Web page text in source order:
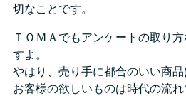
切なことです。
ＴＯＭＡでもアンケートの取り
すよ。
やはり、売り手に都合のいい商品
お客様の欲しいものは時代の流